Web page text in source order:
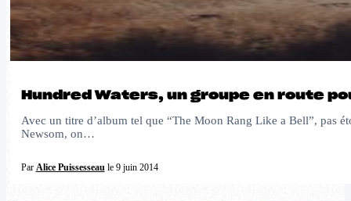
Hundred Waters, un groupe en route
Avec un titre d’album tel que “The Moon Rang Like a Bell”, pas
Newsom, on…
Par Alice Puissesseau le 9 juin 2014